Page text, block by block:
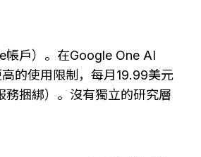
帳戶）。在Google One AI
的使用限制，每月19.99美元
務捆綁）。沒有獨立的研究層